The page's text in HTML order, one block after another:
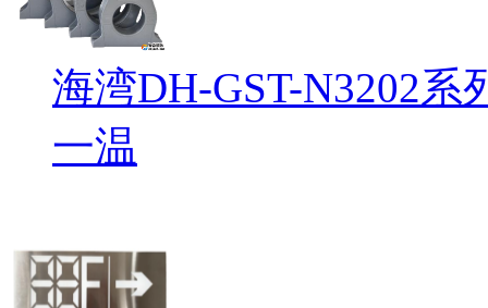
海湾DH-GST-N3202
一温